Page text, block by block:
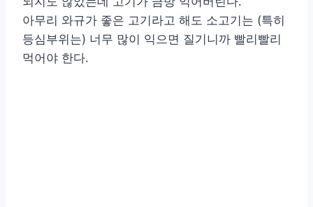
아무리 와규가 좋은 고기라고 해도 소고기는 (특히
등심부위는) 너무 많이 익으면 질기니까 빨리빨리
먹어야 한다.